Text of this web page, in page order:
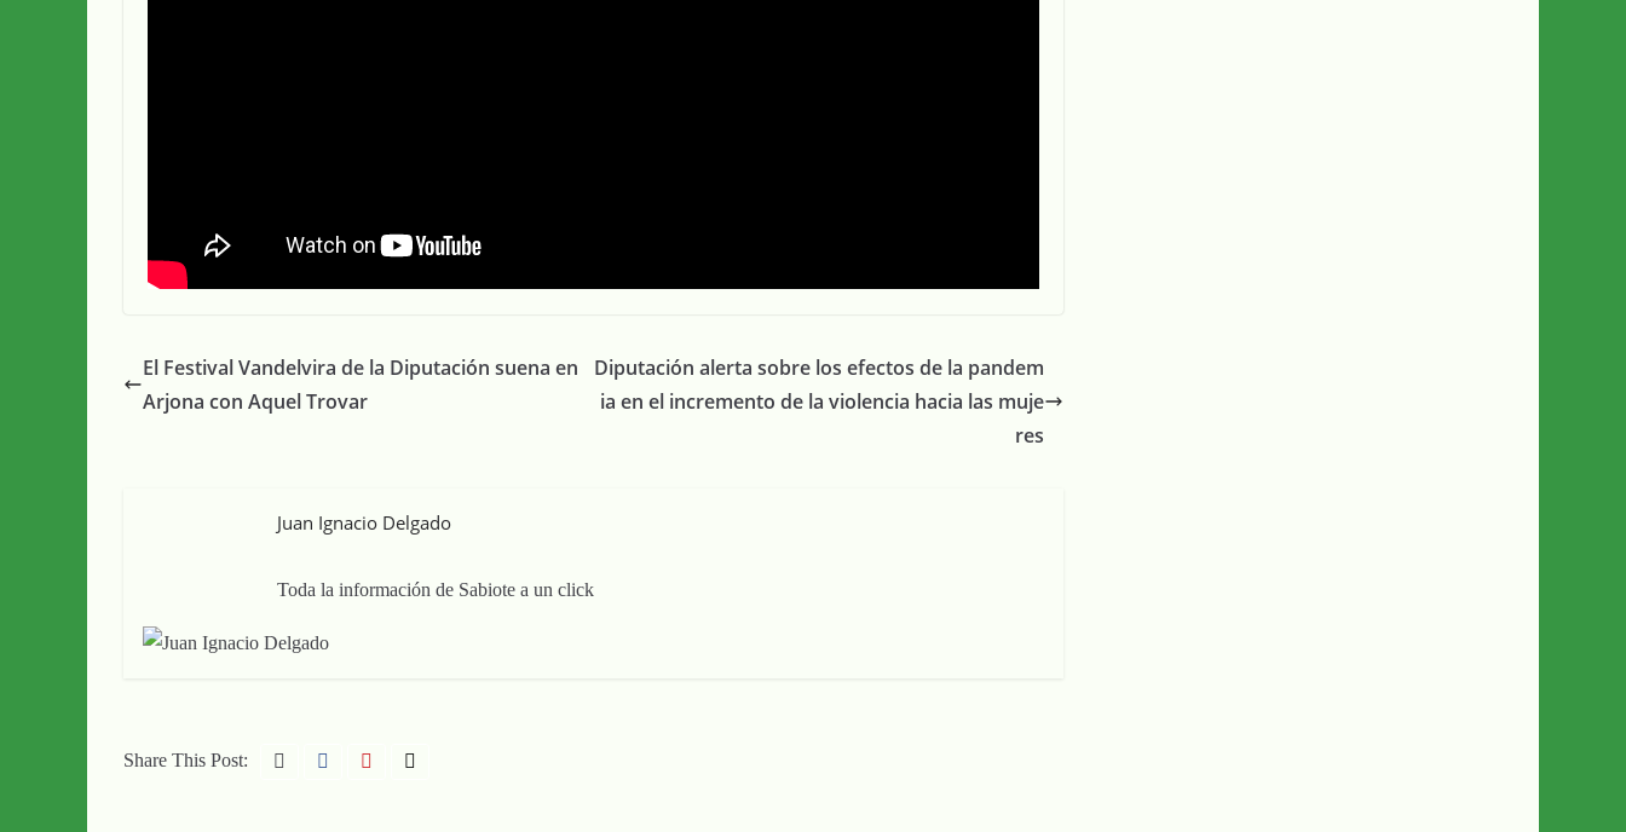
El Festival Vandelvira de la Diputación suena en
Arjona con Aquel Trovar
Diputación alerta sobre los efectos de la pandem
ia en el incremento de la violencia hacia las muje
res
Juan Ignacio Delgado
Toda la información de Sabiote a un click
Share This Post: